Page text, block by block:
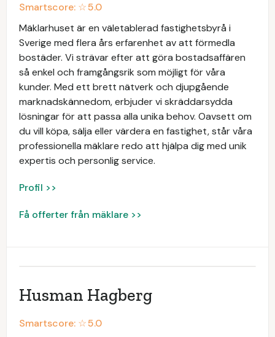
Smartscore: ☆5.0
Mäklarhuset är en väletablerad fastighetsbyrå i
Sverige med flera års erfarenhet av att förmedla
bostäder. Vi strävar efter att göra bostadsaffären
så enkel och framgångsrik som möjligt för våra
kunder. Med ett brett nätverk och djupgående
marknadskännedom, erbjuder vi skräddarsydda
lösningar för att passa alla unika behov. Oavsett om
du vill köpa, sälja eller värdera en fastighet, står våra
professionella mäklare redo att hjälpa dig med unik
expertis och personlig service.
Profil >>
Få offerter från mäklare >>
Husman Hagberg
Smartscore: ☆5.0